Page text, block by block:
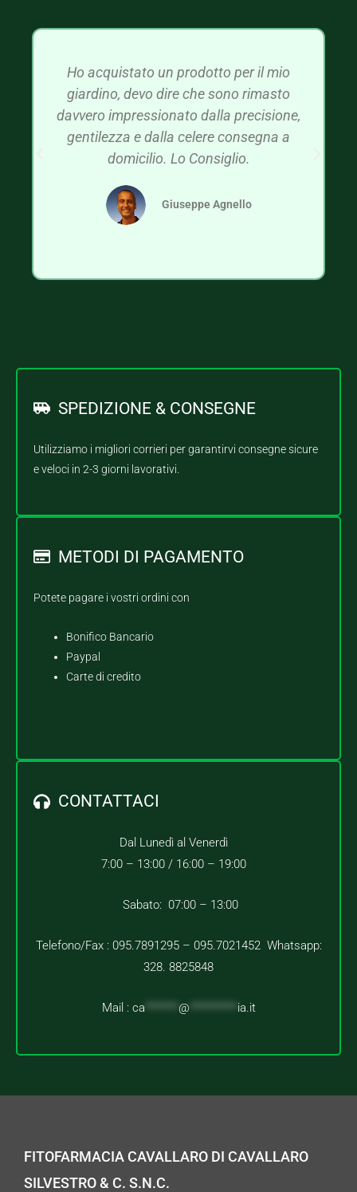
Ho acquistato un prodotto per il mio
giardino, devo dire che sono rimasto
davvero impressionato dalla precisione,
gentilezza e dalla celere consegna a
domicilio. Lo Consiglio.
Giuseppe Agnello
SPEDIZIONE & CONSEGNE
Utilizziamo i migliori corrieri per garantirvi consegne sicure
e veloci in 2-3 giorni lavorativi.
METODI DI PAGAMENTO
Potete pagare i vostri ordini con
Bonifico Bancario
Paypal
Carte di credito
CONTATTACI
Dal Lunedì al Venerdì
7:00 – 13:00 / 16:00 – 19:00
Sabato: 07:00 – 13:00
Telefono/Fax : 095.7891295 – 095.7021452 Whatsapp:
328. 8825848
Mail : ca @ ia.it
FITOFARMACIA CAVALLARO DI CAVALLARO
SILVESTRO & C. S.N.C.